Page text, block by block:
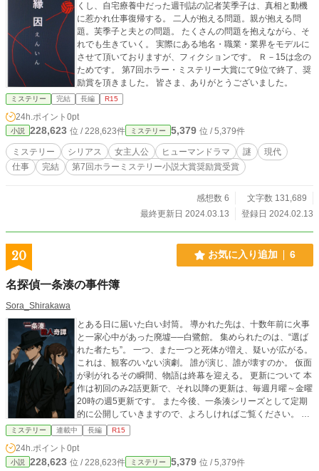
くし、自宅療養中だった週刊誌の記者芙季子は、真相と動機
に惹かれ仕事復帰する。 二人が抱える問題。親が抱える問
題。芙季子と夫との問題。 たくさんの問題を抱えながら、そ
れでも生きていく。 実際にある地名・職業・業界をモデルに
させて頂いておりますが、フィクションです。 Ｒ－15は念の
ためです。 第7回ホラー・ミステリー大賞にて9位で終了、奨
励賞を頂きました。 皆さま、ありがとうございました。
ミステリー 完結 長編 R15
24h.ポイント 0pt
小説 228,623 位 / 228,623件 ミステリー 5,379 位 / 5,379件
ミステリー シリアス 女主人公 ヒューマンドラマ 謎
現代
仕事
完結 第7回ホラーミステリー小説大賞奨励賞受賞
感想数 6
文字数 131,689
最終更新日 2024.03.13
登録日 2024.02.13
20 お気に入り追加 6
名探偵一条湊の事件簿
Sora_Shirakawa
とある日に届いた白い封筒。 導かれた先は、十数年前に火事
と一家心中があった廃墟──白鷺館。 集められたのは、“選ば
れた者たち”。 一つ、また一つと死体が増え、疑いが広がる。
これは、観客のいない演劇。 誰が演じ、誰が壊すのか。 仮面
が剥がれるその瞬間、物語は終幕を迎える。 更新について 本
作は初回のみ2話更新で、それ以降の更新は、毎週月曜～金曜
20時の週5更新です。 また今後、一条湊シリーズとして定期
的に公開していきますので、よろしければご覧ください。 第
一作目の白鷺館殺人奇譚は、全27話です。すでに第27話まで
書き切っており、全て予約投稿している状況です。 新シリー
ズが始まるごとに、紹介文とキャッチコピーは変更されま
す。新シリーズが始まるまでは、同じ紹介文です。
ミステリー 連載中 長編 R15
24h.ポイント 0pt
小説 228,623 位 / 228,623件 ミステリー 5,379 位 / 5,379件